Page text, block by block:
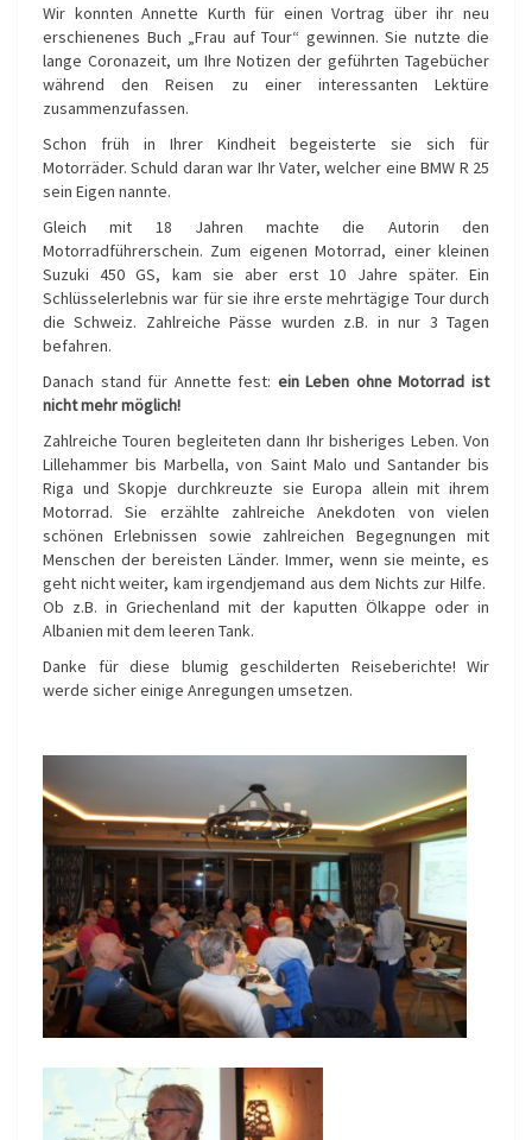
Wir konnten Annette Kurth für einen Vortrag über ihr neu
erschienenes Buch „Frau auf Tour“ gewinnen. Sie nutzte die
lange Coronazeit, um Ihre Notizen der geführten Tagebücher
während den Reisen zu einer interessanten Lektüre
zusammenzufassen.
Schon früh in Ihrer Kindheit begeisterte sie sich für
Motorräder. Schuld daran war Ihr Vater, welcher eine BMW R 25
sein Eigen nannte.
Gleich mit 18 Jahren machte die Autorin den
Motorradführerschein. Zum eigenen Motorrad, einer kleinen
Suzuki 450 GS, kam sie aber erst 10 Jahre später. Ein
Schlüsselerlebnis war für sie ihre erste mehrtägige Tour durch
die Schweiz. Zahlreiche Pässe wurden z.B. in nur 3 Tagen
befahren.
Danach stand für Annette fest: ein Leben ohne Motorrad ist
nicht mehr möglich!
Zahlreiche Touren begleiteten dann Ihr bisheriges Leben. Von
Lillehammer bis Marbella, von Saint Malo und Santander bis
Riga und Skopje durchkreuzte sie Europa allein mit ihrem
Motorrad. Sie erzählte zahlreiche Anekdoten von vielen
schönen Erlebnissen sowie zahlreichen Begegnungen mit
Menschen der bereisten Länder. Immer, wenn sie meinte, es
geht nicht weiter, kam irgendjemand aus dem Nichts zur Hilfe.
Ob z.B. in Griechenland mit der kaputten Ölkappe oder in
Albanien mit dem leeren Tank.
Danke für diese blumig geschilderten Reiseberichte! Wir
werde sicher einige Anregungen umsetzen.